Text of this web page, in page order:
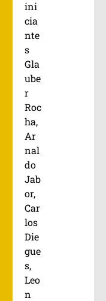
ini
cia
nte
s
Gla
ube
r
Roc
ha,
Ar
nal
do
Jab
or,
Car
los
Die
gue
s,
Leo
n